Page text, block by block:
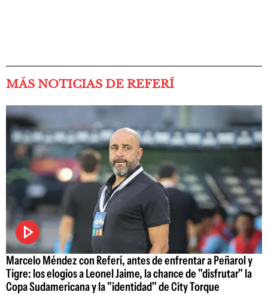
MÁS NOTICIAS DE REFERÍ
Marcelo Méndez con Referí, antes de enfrentar a Peñarol y
Tigre: los elogios a Leonel Jaime, la chance de "disfrutar" la
Copa Sudamericana y la "identidad" de City Torque